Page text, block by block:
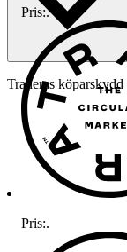
Traderas köparskydd
Pris:.
Pris:.